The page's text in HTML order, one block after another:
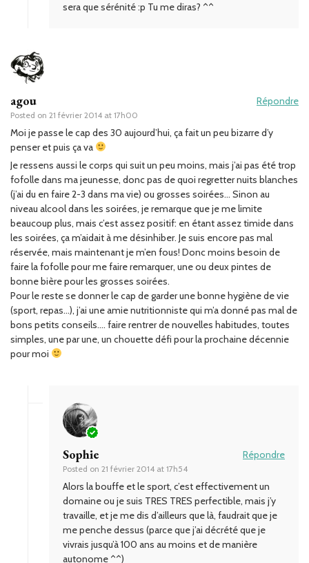
sera que sérénité :p Tu me diras? ^^
agou
Posted on 21 février 2014 at 17h00
Répondre
Moi je passe le cap des 30 aujourd’hui, ça fait un peu bizarre d’y
penser et puis ça va
Je ressens aussi le corps qui suit un peu moins, mais j’ai pas été trop
fofolle dans ma jeunesse, donc pas de quoi regretter nuits blanches
(j’ai du en faire 2-3 dans ma vie) ou grosses soirées… Sinon au
niveau alcool dans les soirées, je remarque que je me limite
beaucoup plus, mais c’est assez positif: en étant assez timide dans
les soirées, ça m’aidait à me désinhiber. Je suis encore pas mal
réservée, mais maintenant je m’en fous! Donc moins besoin de
faire la fofolle pour me faire remarquer, une ou deux pintes de
bonne bière pour les grosses soirées.
Pour le reste se donner le cap de garder une bonne hygiène de vie
(sport, repas…), j’ai une amie nutritionniste qui m’a donné pas mal de
bons petits conseils…. faire rentrer de nouvelles habitudes, toutes
simples, une par une, un chouette défi pour la prochaine décennie
pour moi
Sophie
Posted on 21 février 2014 at 17h54
Répondre
Alors la bouffe et le sport, c’est effectivement un
domaine ou je suis TRES TRES perfectible, mais j’y
travaille, et je me dis d’ailleurs que là, faudrait que je
me penche dessus (parce que j’ai décrété que je
vivrais jusqu’à 100 ans au moins et de manière
autonome ^^)